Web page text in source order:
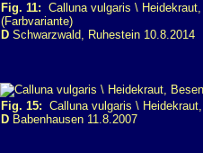
Fig. 11: Calluna vulgaris \
(Farbvariante)
D Schwarzwald, Ruhestein 10.8.2014
Fig. 15: Calluna vulgaris \
D Babenhausen 11.8.2007